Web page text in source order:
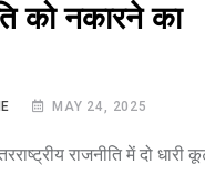
को नकारने का
MAY 24, 2025
राजनीति में दो